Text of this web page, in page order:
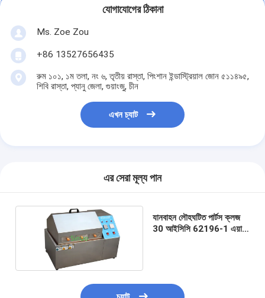
আমাদের সাথে যোগাযোগ
ব্লগ
ব্যাটারি পরীক্ষার সরঞ্জাম
বৈদ্যুতিক ল্যাবের জন্য পরীক্ষার সরঞ্জাম
লাইফ পরীক্ষক স্যুইচ করুন
নেতৃত্বে পরীক্ষার সরঞ্জাম
যোগাযোগের ঠিকানা
Ms. Zoe Zou
+86 13527656435
রুম ১০১, ১ম তলা, নং ৬, তৃতীয় রাস্তা, পিংশান ইন্ডাস্ট্রিয়াল জোন ৫১১৪৯৫,
শিবি রাস্তা, প্যানু জেলা, গুয়াংজু, চীন
এখন চ্যাট
এর সেরা মূল্য পান
যানবাহন লৌহঘটিত পার্টস ক্লজ
30 আইসিসি 62196-1 এয়ার